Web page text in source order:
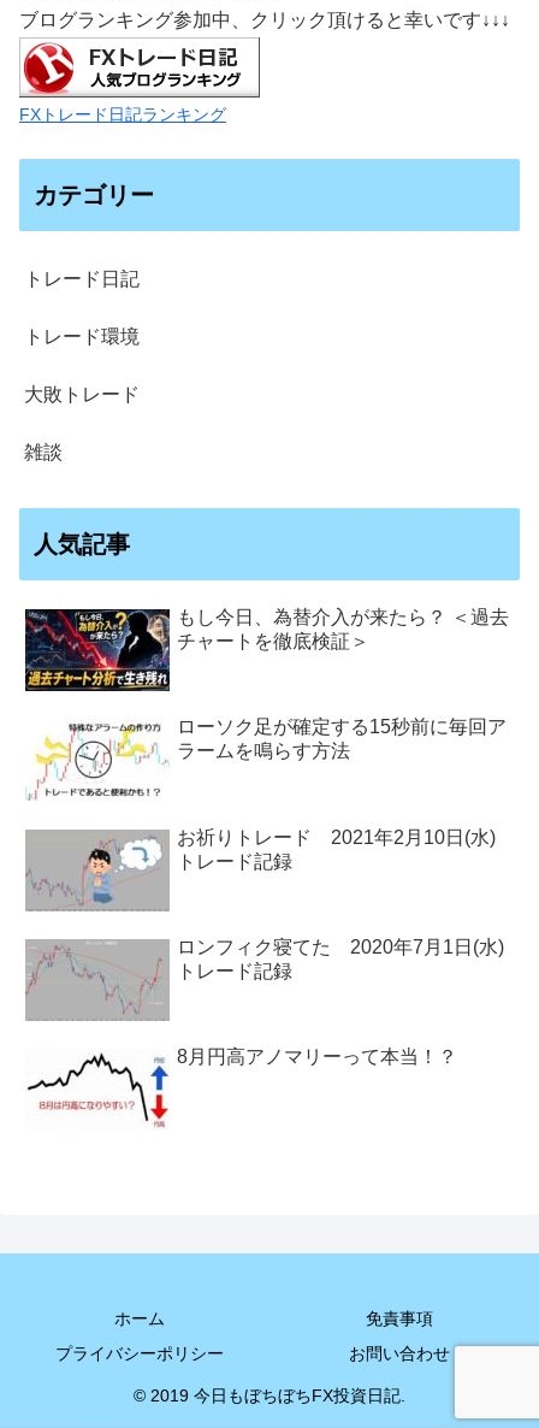
ブログランキング参加中、クリック頂けると幸いです↓↓↓
FXトレード日記ランキング
カテゴリー
トレード日記
トレード環境
大敗トレード
雑談
人気記事
もし今日、為替介入が来たら？ ＜過去
チャートを徹底検証＞
ローソク足が確定する15秒前に毎回ア
ラームを鳴らす方法
お祈りトレード 2021年2月10日(水)
トレード記録
ロンフィク寝てた 2020年7月1日(水)
トレード記録
8月円高アノマリーって本当！？
ホーム
免責事項
プライバシーポリシー
お問い合わせ
© 2019 今日もぼちぼちFX投資日記.